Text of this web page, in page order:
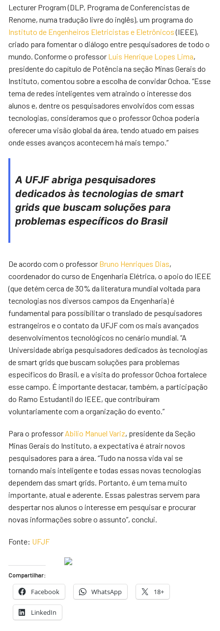
Lecturer Program (DLP, Programa de Conferencistas de
Renome, numa tradução livre do inglês), um programa do
Instituto de Engenheiros Eletricistas e Eletrônicos(IEEE),
criado para fomentar o diálogo entre pesquisadores de todo o
mundo. Conforme o professor Luis Henrique Lopes Lima,
presidente do capítulo de Potência na seção Minas Gerais do
Instituto, comentou sobre a escolha de convidar Ochoa. “Esse
tema de redes inteligentes vem atraindo o interesse dos
alunos e, dentre os pesquisadores envolvidos com essas
tecnologias, consideramos que o professor Ochoa poderia
oferecer uma visão global da área, tendo atuado em países
onde esses avanços acontecem há mais tempo.”
A UFJF abriga pesquisadores
dedicados às tecnologias de smart
grids que buscam soluções para
problemas específicos do Brasil
De acordo com o professor Bruno Henriques Dias,
coordenador do curso de Engenharia Elétrica, o apoio do IEEE
(que detém cerca de 30% da literatura mundial voltada para
tecnologias nos diversos campos da Engenharia) é
fundamental para possibilitar o translado de pesquisadores
estrangeiros e o contato da UFJF com os mais avançados
desenvolvimentos tecnológicos no cenário mundial. “A
Universidade abriga pesquisadores dedicados às tecnologias
de smart grids que buscam soluções para problemas
específicos do Brasil, e a visita do professor Ochoa fortalece
esse campo. É importante destacar, também, a participação
do Ramo Estudantil do IEEE, que contribuíram
voluntariamente com a organização do evento.”
Para o professor Abilio Manuel Variz, presidente da Seção
Minas Gerais do Instituto, a expectativa é atrair novos
pesquisadores para a área. “Tudo na nossa vida vai se
tornando mais inteligente e todas essas novas tecnologias
dependem das smart grids. Portanto, é um tema muito
importante, atual e aderente. Essas palestras servem para
despertar nos alunos o interesse em pesquisar e procurar
novas informações sobre o assunto”, conclui.
Fonte: UFJF
Compartilhar:
Facebook WhatsApp 18+
LinkedIn